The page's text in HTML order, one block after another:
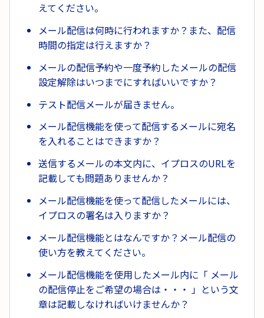
えてください。
メール配信は何時に行われますか？また、配信
時間の指定は行えますか？
メールの配信予約や一度予約したメールの配信
設定解除はいつまでにすればいいですか？
テスト配信メールが届きません。
メール配信機能を使って配信するメールに宛名
を入れることはできますか？
送信するメールの本文内に、イプロスのURLを
記載しても問題ありませんか？
メール配信機能を使って配信したメールには、
イプロスの署名は入りますか？
メール配信機能とはなんですか？メール配信の
使い方を教えてください。
メール配信機能を使用したメール内に「 メール
の配信停止をご希望の場合は・・・ 」という文
章は記載しなければいけませんか？